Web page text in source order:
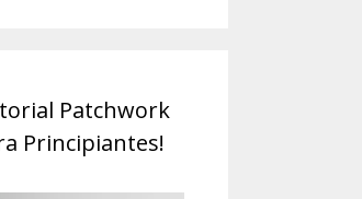
Patchwork
Principiantes!